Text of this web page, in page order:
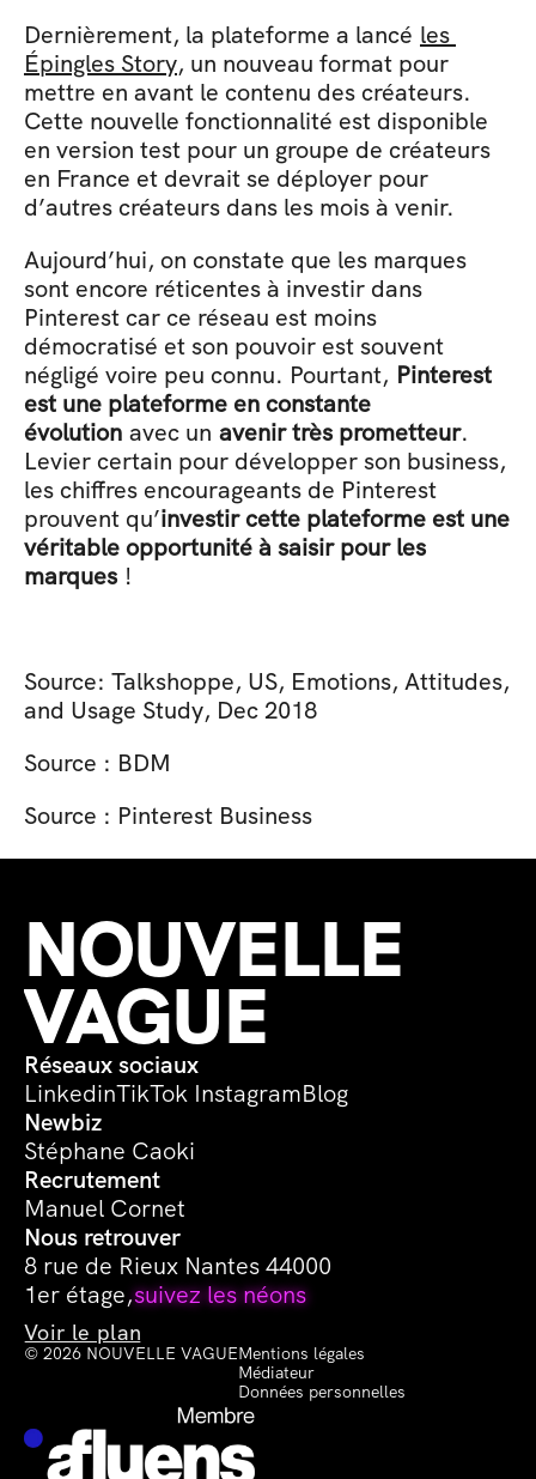
Dernièrement, la plateforme a lancé les
Épingles Story, un nouveau format pour
mettre en avant le contenu des créateurs.
Cette nouvelle fonctionnalité est disponible
en version test pour un groupe de créateurs
en France et devrait se déployer pour
d’autres créateurs dans les mois à venir.
Aujourd’hui, on constate que les marques
sont encore réticentes à investir dans
Pinterest car ce réseau est moins
démocratisé et son pouvoir est souvent
négligé voire peu connu. Pourtant, Pinterest
est une plateforme en constante
évolution avec un avenir très prometteur.
Levier certain pour développer son business,
les chiffres encourageants de Pinterest
prouvent qu’investir cette plateforme est une
véritable opportunité à saisir pour les
marques !
Source: Talkshoppe, US, Emotions, Attitudes,
and Usage Study, Dec 2018
Source : BDM
Source : Pinterest Business
NOUVELLE
VAGUE
Réseaux sociaux
LinkedinTikTok InstagramBlog
Newbiz
Stéphane Caoki
Recrutement
Manuel Cornet
Nous retrouver
8 rue de Rieux Nantes 44000
1er étage,suivez les néons
Voir le plan
© 2026 NOUVELLE VAGUEMentions légales
Médiateur
Données personnelles